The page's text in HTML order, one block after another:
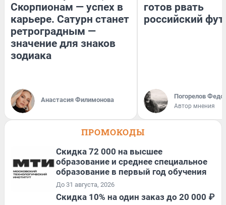
Скорпионам — успех в
карьере. Сатурн станет
ретроградным —
значение для знаков
зодиака
Анастасия Филимонова
готов рвать
российский
Погорелов
Автор мнения
ПРОМОКОДЫ
Скидка 72 000 на высшее
образование и среднее специальное
образование в первый год обучения
До 31 августа, 2026
Скидка 10% на один заказ до 20 000 ₽